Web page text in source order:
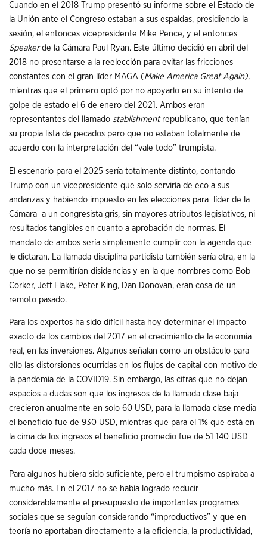
Cuando en el 2018 Trump presentó su informe sobre el Estado de
la Unión ante el Congreso estaban a sus espaldas, presidiendo la
sesión, el entonces vicepresidente Mike Pence, y el entonces
Speakerde la Cámara Paul Ryan. Este último decidió en abril del
2018 no presentarse a la reelección para evitar las fricciones
constantes con el gran líder MAGA (Make America Great Again),
mientras que el primero optó por no apoyarlo en su intento de
golpe de estado el 6 de enero del 2021. Ambos eran
representantes del llamado stablishmentrepublicano, que tenían
su propia lista de pecados pero que no estaban totalmente de
acuerdo con la interpretación del “vale todo” trumpista.
El escenario para el 2025 sería totalmente distinto, contando
Trump con un vicepresidente que solo serviría de eco a sus
andanzas y habiendo impuesto en las elecciones para líder de la
Cámara a un congresista gris, sin mayores atributos legislativos, ni
resultados tangibles en cuanto a aprobación de normas. El
mandato de ambos sería simplemente cumplir con la agenda que
le dictaran. La llamada disciplina partidista también sería otra, en la
que no se permitirían disidencias y en la que nombres como Bob
Corker, Jeff Flake, Peter King, Dan Donovan, eran cosa de un
remoto pasado.
Para los expertos ha sido difícil hasta hoy determinar el impacto
exacto de los cambios del 2017 en el crecimiento de la economía
real, en las inversiones. Algunos señalan como un obstáculo para
ello las distorsiones ocurridas en los flujos de capital con motivo de
la pandemia de la COVID19. Sin embargo, las cifras que no dejan
espacios a dudas son que los ingresos de la llamada clase baja
crecieron anualmente en solo 60 USD, para la llamada clase media
el beneficio fue de 930 USD, mientras que para el 1% que está en
la cima de los ingresos el beneficio promedio fue de 51 140 USD
cada doce meses.
Para algunos hubiera sido suficiente, pero el trumpismo aspiraba a
mucho más. En el 2017 no se había logrado reducir
considerablemente el presupuesto de importantes programas
sociales que se seguían considerando “improductivos” y que en
teoría no aportaban directamente a la eficiencia, la productividad,